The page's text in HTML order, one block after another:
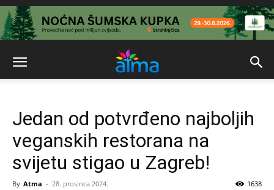
Jedan od potvrđeno najboljih
veganskih restorana na
svijetu stigao u Zagreb!
By Atma - 28. prosinca 2024. 1638